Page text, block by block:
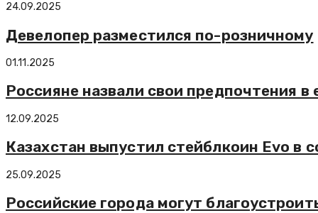
24.09.2025
Девелопер разместился по-розничному
01.11.2025
Россияне назвали свои предпочтения в
12.09.2025
Казахстан выпустил стейблкоин Evo в
25.09.2025
Российские города могут